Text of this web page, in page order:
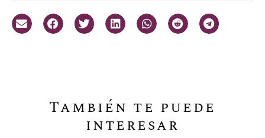
También te puede
interesar